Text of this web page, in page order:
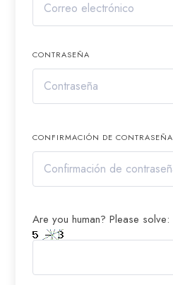
CONTRASEÑA
CONFIRMACIÓN DE CONTRASEÑA
Are you human? Please solve: